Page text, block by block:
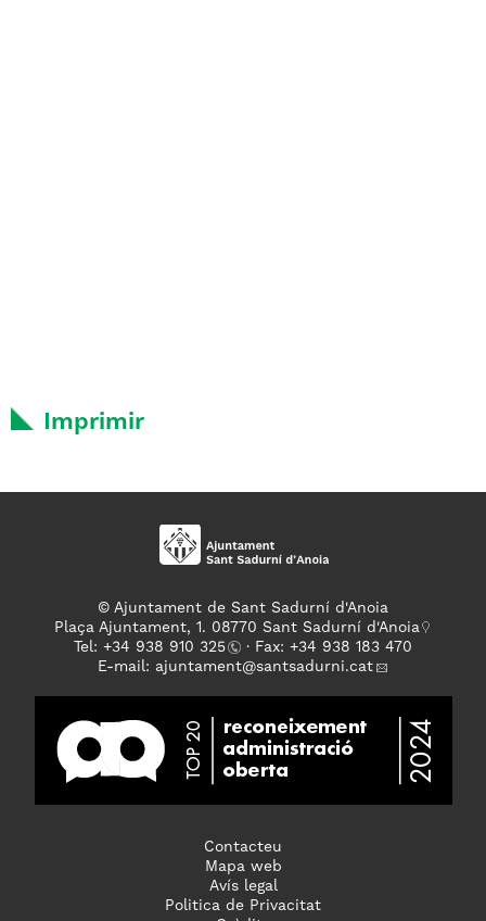
Imprimir
© Ajuntament de Sant Sadurní d'Anoia
Plaça Ajuntament, 1. 08770 Sant Sadurní d'Anoia
Tel: +34 938 910 325
· Fax: +34 938 183 470
E-mail: ajuntament@santsadurni.cat
Contacteu
Mapa web
Avís legal
Politica de Privacitat